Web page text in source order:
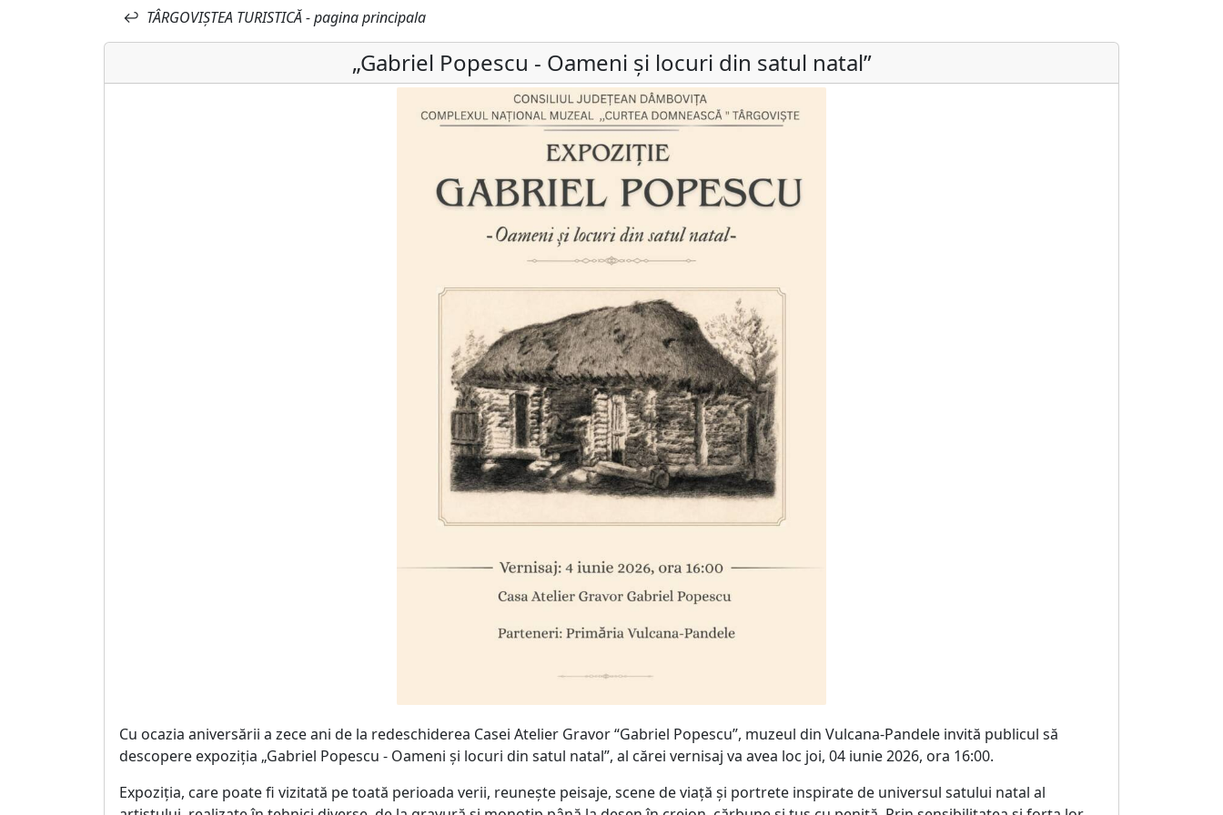
↩ TÂRGOVIȘTEA TURISTICĂ - pagina principala
„Gabriel Popescu - Oameni și locuri din satul natal”
Cu ocazia aniversării a zece ani de la redeschiderea Casei Atelier Gravor “Gabriel Popescu”, muzeul din Vulcana-Pandele invită publicul să
descopere expoziția „Gabriel Popescu - Oameni și locuri din satul natal”, al cărei vernisaj va avea loc joi, 04 iunie 2026, ora 16:00.
Expoziția, care poate fi vizitată pe toată perioada verii, reunește peisaje, scene de viață și portrete inspirate de universul satului natal al